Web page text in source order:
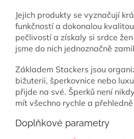
Jejich produkty se vyznačují
funkčností a dokonalou
pečlivostí a získaly si srdce
jsme do nich jednoznačně
Základem Stackers jsou
bižuterii, šperkovnice nebo
přijde na své. Šperků není
mít všechno rychle a
Doplňkové parametry